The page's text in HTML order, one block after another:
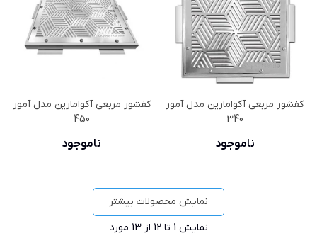
کفشور مربعی آکوامارین مدل آمور
340
ناموجود
کفشور مربعی آکوامارین مدل آمور
450
ناموجود
نمایش محصولات بیشتر
نمایش 1 تا 12 از 13 مورد